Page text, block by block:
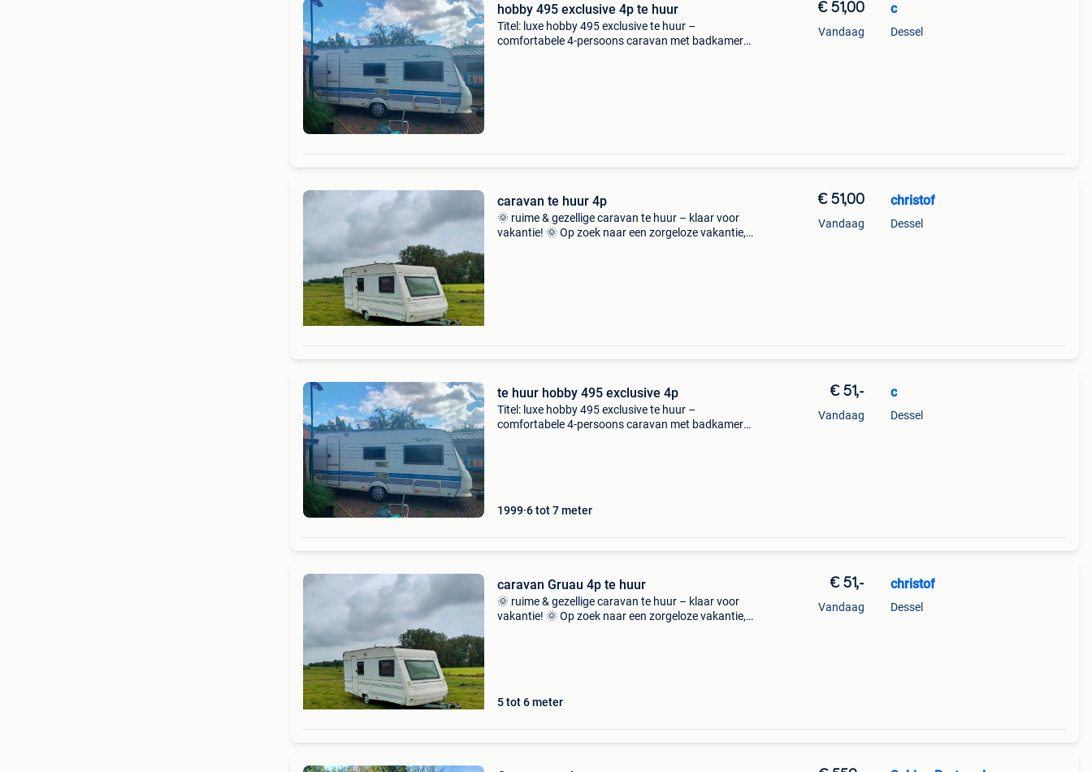
hobby 495 exclusive 4p te huur
Titel: luxe hobby 495 exclusive te huur –
comfortabele 4-persoons caravan met badkamer
€ 51,00
Vandaag
c
Dessel
caravan te huur 4p
🌞 ruime & gezellige caravan te huur – klaar voor
vakantie! 🌞 Op zoek naar een zorgeloze vakantie,
€ 51,00
Vandaag
christof
Dessel
te huur hobby 495 exclusive 4p
Titel: luxe hobby 495 exclusive te huur –
comfortabele 4-persoons caravan met badkamer
1999 6 tot 7 meter
€ 51,-
Vandaag
c
Dessel
caravan Gruau 4p te huur
🌞 ruime & gezellige caravan te huur – klaar voor
vakantie! 🌞 Op zoek naar een zorgeloze vakantie,
5 tot 6 meter
€ 51,-
Vandaag
christof
Dessel